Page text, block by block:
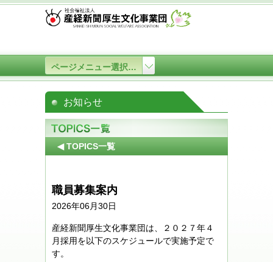
ページメニュー選択…
お知らせ
◀ TOPICS一覧
職員募集案内
2026年06月30日
産経新聞厚生文化事業団は、２０２７年４
月採用を以下のスケジュールで実施予定で
す。